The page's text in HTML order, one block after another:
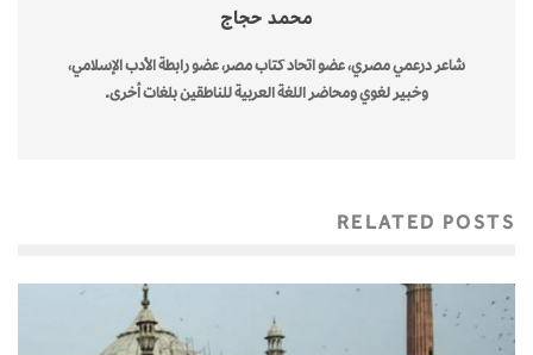
محمد حجاج
شاعر درعمي مصري، عضو اتحاد كتاب مصر، عضو رابطة الأدب الإسلامي،
وخبير لغوي ومحاضر اللغة العربية للناطقين بلغات أخرى.
RELATED POSTS